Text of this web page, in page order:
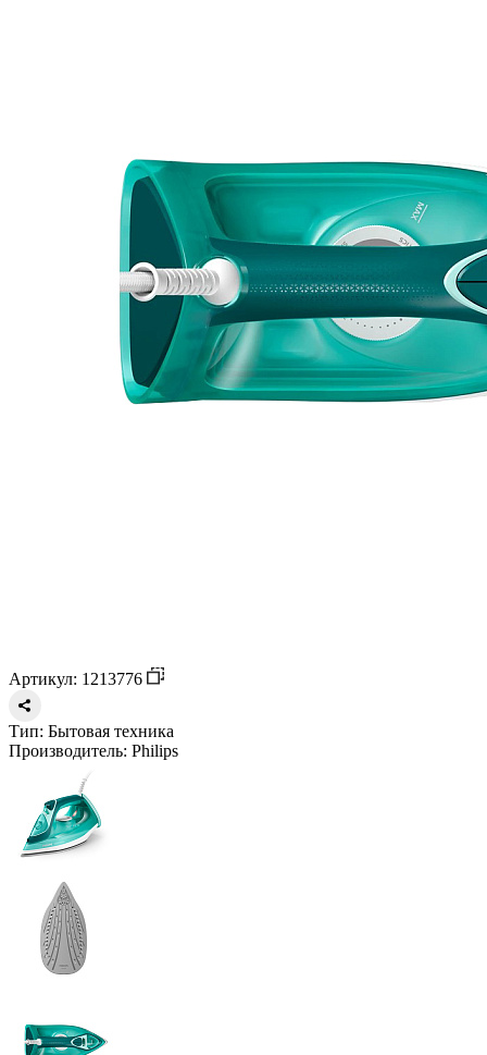
Артикул: 1213776
Тип: Бытовая техника
Производитель: Philips